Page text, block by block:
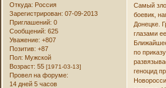
Откуда: Россия
Зарегистрирован: 07-09-2013
Приглашений: 0
Сообщений: 625
Уважение: +807
Позитив: +87
Пол: Мужской
Возраст: 55[1971-03-13]
Провел на форуме:
14 дней 5 часов
Самый
боевик,
Донецке.
глазами
по
геноцид